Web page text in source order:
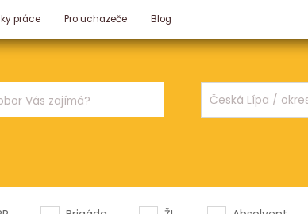
práce Pro uchazeče Blog